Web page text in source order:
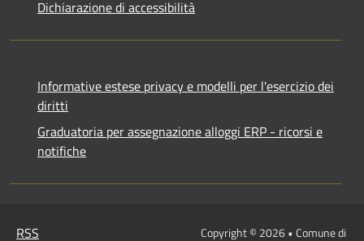
Dichiarazione di accessibilità
Informative estese privacy e modelli per l'esercizio dei
diritti
Graduatoria per assegnazione alloggi ERP - ricorsi e
notifiche
RSS Copyright © 2026 • Comune di